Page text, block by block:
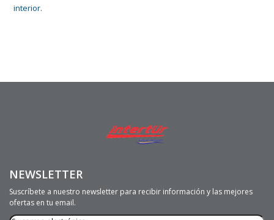
interior.
NEWSLETTER
Suscríbete a nuestro newsletter para recibir información y las mejores
ofertas en tu email.